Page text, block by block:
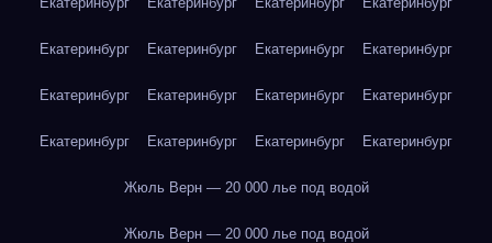
Екатеринбург Екатеринбург Екатеринбург Екатеринбург
Екатеринбург Екатеринбург Екатеринбург Екатеринбург
Екатеринбург Екатеринбург Екатеринбург Екатеринбург
Жюль Верн — 20 000 лье под водой
Жюль Верн — 20 000 лье под водой